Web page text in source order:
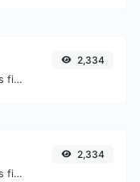
Convertissez facilement les fichiers image ICO en JPG.
2,334
Convertissez facilement les fichiers image JPG en PNG.
2,334